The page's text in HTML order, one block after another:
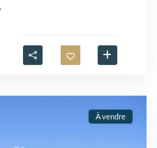
À vendre